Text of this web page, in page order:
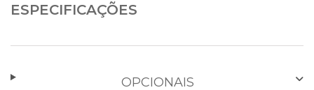
ESPECIFICAÇÕES
OPCIONAIS